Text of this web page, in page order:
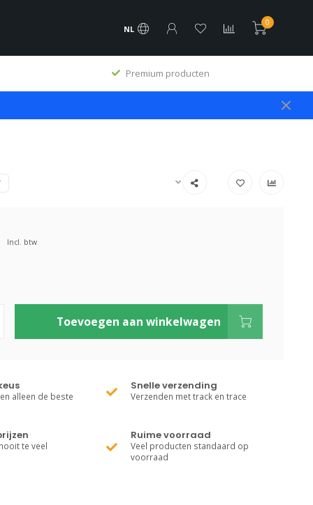
NL
0
Premium producten
Incl. btw
Toevoegen aan winkelwagen
alleen de beste
Snelle verzending
Verzenden met track en trace
te veel
Ruime voorraad
Veel producten standaard op
voorraad